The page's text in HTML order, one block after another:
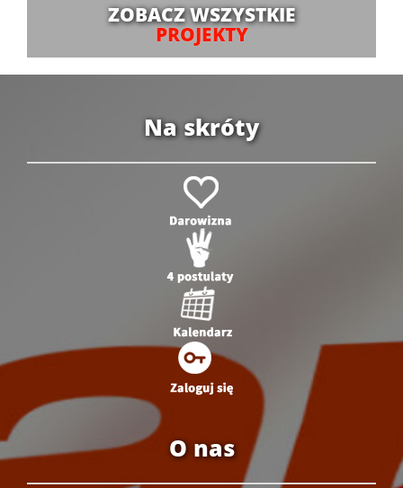
ZOBACZ WSZYSTKIE
PROJEKTY
Na skróty
O nas